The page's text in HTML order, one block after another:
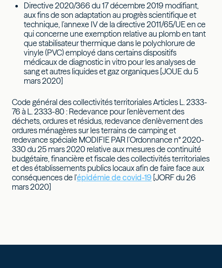
Directive 2020/366 du 17 décembre 2019 modifiant,
aux fins de son adaptation au progrès scientifique et
technique, l’annexe IV de la directive 2011/65/UE en ce
qui concerne une exemption relative au plomb en tant
que stabilisateur thermique dans le polychlorure de
vinyle (PVC) employé dans certains dispositifs
médicaux de diagnostic in vitro pour les analyses de
sang et autres liquides et gaz organiques [JOUE du 5
mars 2020]
Code général des collectivités territoriales Articles L. 2333-
76 à L. 2333-80 : Redevance pour l'enlèvement des
déchets, ordures et résidus, redevance d'enlèvement des
ordures ménagères sur les terrains de camping et
redevance spéciale MODIFIE PAR l’Ordonnance n° 2020-
330 du 25 mars 2020 relative aux mesures de continuité
budgétaire, financière et fiscale des collectivités territoriales
et des établissements publics locaux afin de faire face aux
conséquences de l'épidémie de covid-19 [JORF du 26
mars 2020]